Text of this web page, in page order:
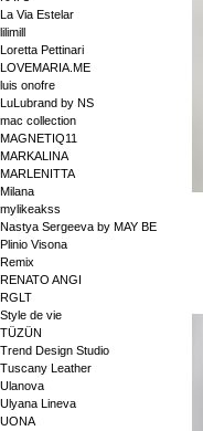
La Via Estelar
lilimill
Loretta Pettinari
LOVEMARIA.ME
luis onofre
LuLubrand by NS
mac collection
MAGNETIQ11
MARKALINA
MARLENITTA
Milana
mylikeakss
Nastya Sergeeva by MAY BE
Plinio Visona
Remix
RENATO ANGI
RGLT
Style de vie
TÜZÜN
Trend Design Studio
Tuscany Leather
Ulanova
Ulyana Lineva
UONA